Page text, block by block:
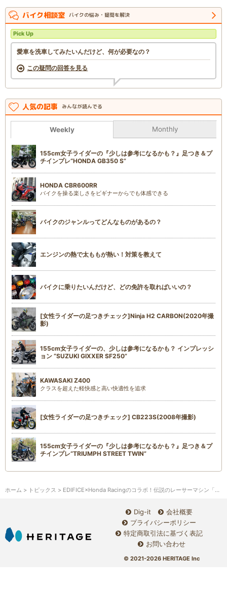
バイク相談室 バイクの悩み・疑問を解決
Pick Up
愛車を洗車してみたいんだけど、何が必要なの？
この疑問の回答を見る
人気の記事 みんなが読んでる
Weekly Monthly
155cm女子ライダーの『少しは参考になるかも？』足つき＆プ
チインプレ“HONDA GB350 S”
HONDA CBR600RR
バイクを操る楽しさをビギナーからでも体感できる
バイクのジャンルってどんなものがあるの？
エンジンの熱で太ももが熱い！対策を教えて
バイクに乗りたいんだけど、どの免許を取ればいいの？
[女性ライダーの足つきチェック]Ninja H2 CARBON(2020年撮
影)
155cm女子ライダーの、少しは参考になるかも？ インプレッシ
ョン “SUZUKI GIXXER SF250”
KAWASAKI Z400
クラスを超えた軽快感と高い快適性を追求
[女性ライダーの足つきチェック] CB223S(2008年撮影)
155cm女子ライダーの『少しは参考になるかも？』足つき＆プ
チインプレ“TRIUMPH STREET TWIN”
ホーム > トピックス > EDIFICE×Honda Racingのコラボ！伝説のレーサーマシン「RC162」コンセプト腕時計発売
Dig-it
会社概要
プライバシーポリシー
特定商取引法に基づく表記
お問い合わせ
© 2021-2026 HERITAGE Inc